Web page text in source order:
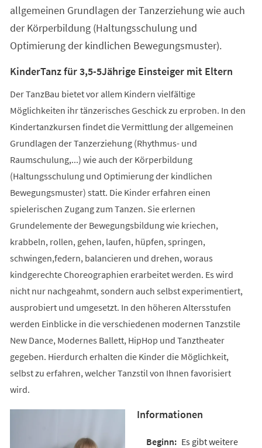
allgemeinen Grundlagen der Tanzerziehung wie auch
der Körperbildung (Haltungsschulung und
Optimierung der kindlichen Bewegungsmuster).
KinderTanz für 3,5-5Jährige Einsteiger mit Eltern
Der TanzBau bietet vor allem Kindern vielfältige
Möglichkeiten ihr tänzerisches Geschick zu erproben. In den
Kindertanzkursen findet die Vermittlung der allgemeinen
Grundlagen der Tanzerziehung (Rhythmus- und
Raumschulung,...) wie auch der Körperbildung
(Haltungsschulung und Optimierung der kindlichen
Bewegungsmuster) statt. Die Kinder erfahren einen
spielerischen Zugang zum Tanzen. Sie erlernen
Grundelemente der Bewegungsbildung wie kriechen,
krabbeln, rollen, gehen, laufen, hüpfen, springen,
schwingen,federn, balancieren und drehen, woraus
kindgerechte Choreographien erarbeitet werden. Es wird
nicht nur nachgeahmt, sondern auch selbst experimentiert,
ausprobiert und umgesetzt. In den höheren Altersstufen
werden Einblicke in die verschiedenen modernen Tanzstile
New Dance, Modernes Ballett, HipHop und Tanztheater
gegeben. Hierdurch erhalten die Kinder die Möglichkeit,
selbst zu erfahren, welcher Tanzstil von Ihnen favorisiert
wird.
Informationen
Es gibt weitere